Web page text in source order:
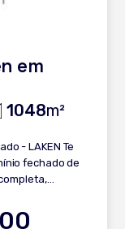
em
1048m²
Te
fechado de